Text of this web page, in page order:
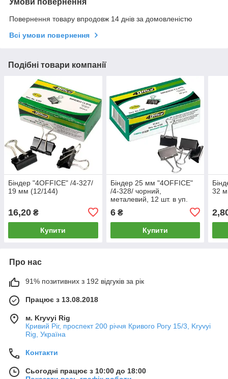
Умови повернення
Повернення товару впродовж 14 днів за домовленістю
Всі умови повернення
Подібні товари компанії
Біндер "4OFFICE" /4-327/
19 мм (12/144)
16,20 ₴
Купити
Біндер 25 мм "4OFFICE"
/4-328/ чорний,
металевий, 12 шт. в уп.
6₴
Купити
32
Про нас
91% позитивних з 192 відгуків за рік
Працює з 13.08.2018
м. Kryvyi Rig
Кривий Ріг, проспект 200 річчя Кривого Рогу 15/3, Kryvyi
Rig, Україна
Контакти
Сьогодні працює з 10:00 до 18:00